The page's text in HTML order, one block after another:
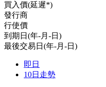
買入價(延遲*)
發行商
行使價
到期日(年-月-日)
最後交易日(年-月-日)
即日
10日走勢